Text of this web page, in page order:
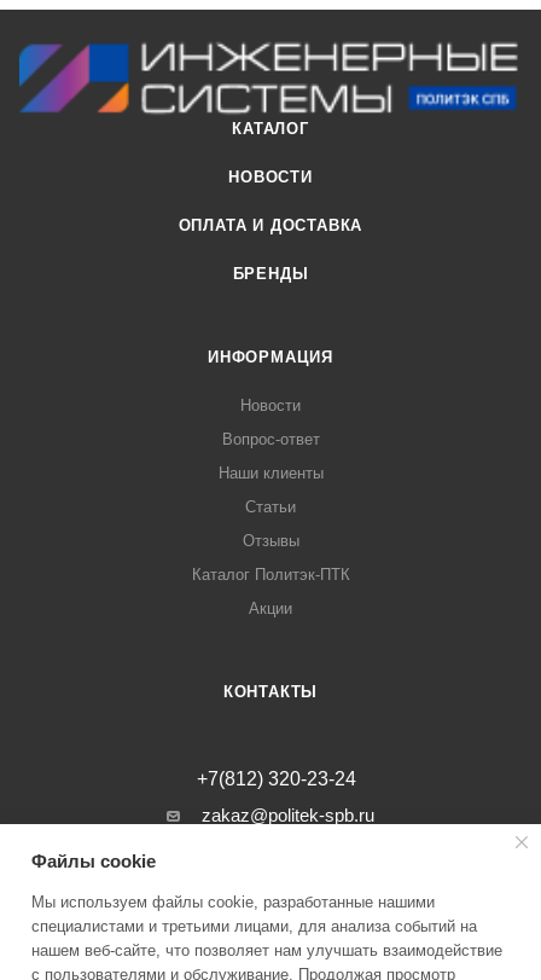
КАТАЛОГ
НОВОСТИ
ОПЛАТА И ДОСТАВКА
БРЕНДЫ
ИНФОРМАЦИЯ
Новости
Вопрос-ответ
Наши клиенты
Статьи
Отзывы
Каталог Политэк-ПТК
Акции
КОНТАКТЫ
+7(812) 320-23-24
zakaz@politek-spb.ru
г. Санкт-Петербург, Минеральная ул, д.
Файлы cookie
Мы используем файлы cookie, разработанные нашими
специалистами и третьими лицами, для анализа событий на
нашем веб-сайте, что позволяет нам улучшать взаимодействие
с пользователями и обслуживание. Продолжая просмотр